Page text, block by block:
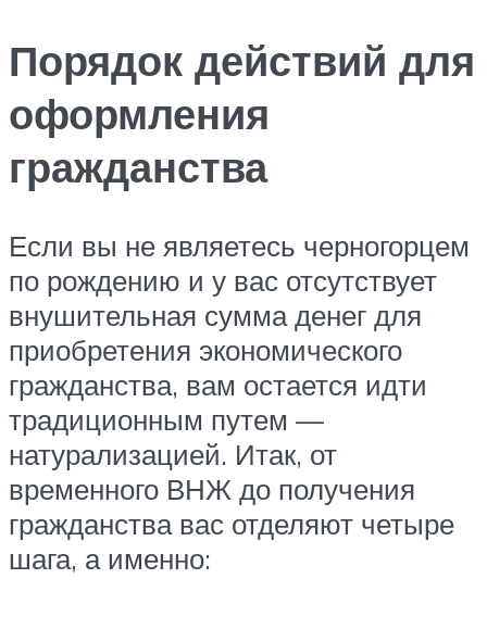
Порядок действий для
оформления
гражданства
Если вы не являетесь черногорцем
по рождению и у вас отсутствует
внушительная сумма денег для
приобретения экономического
гражданства, вам остается идти
традиционным путем —
натурализацией. Итак, от
временного ВНЖ до получения
гражданства вас отделяют четыре
шага, а именно: